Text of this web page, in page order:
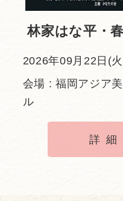
林家はな平・
2026年09月22日(
会場 : 福岡アジア
ル
詳細